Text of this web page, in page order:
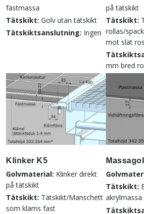
fästmassa
Tätskikt: Golv utan tätskikt
Tätskiktsanslutning: Ingen
på tätskikt
Tätskikt:
rollas/
mot slät
mm bred
Klinker K5
Golvmaterial: Klinker direkt
på tätskikt
Tätskikt: Tätskikt/Manschett
som kläms fast
Tätskikt:
akrylmassa